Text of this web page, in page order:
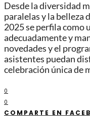
Desde la diversidad
paralelas y la belleza
2025 se perfila como
adecuadamente y
novedades y el
asistentes puedan
celebración única de
0
0
COMPARTE EN